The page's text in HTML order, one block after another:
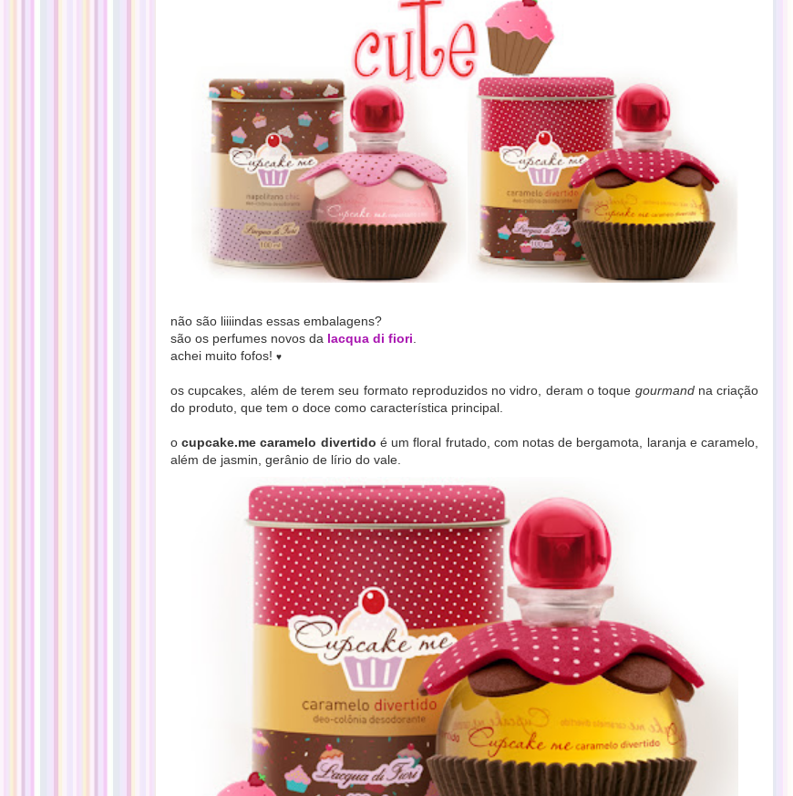
não são liiiindas essas embalagens?
são os perfumes novos da lacqua di fiori
achei muito fofos! ♥
os cupcakes, além de terem seu formato reproduzidos no vidro, deram o toque gourmandna criação
do produto, que tem o doce como característica principal.
o cupcake.me caramelo divertido é um floral frutado, com notas de bergamota, laranja e caramelo,
além de jasmin, gerânio de lírio do vale.